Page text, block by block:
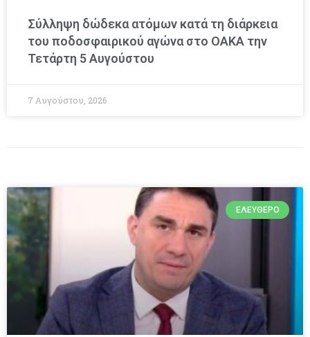
Σύλληψη δώδεκα ατόμων κατά τη διάρκεια
του ποδοσφαιρικού αγώνα στο ΟΑΚΑ την
Τετάρτη 5 Αυγούστου
7 Αυγούστου, 2026
ΕΛΕΎΘΕΡΟ